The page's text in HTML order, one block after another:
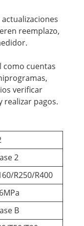
reemplazo,
como cuentas
verificar
realizar pagos.
2
R250/R400
B